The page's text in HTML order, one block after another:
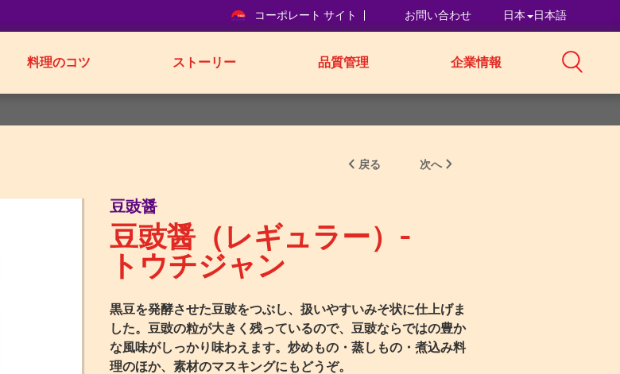
コーポレート サイト お問い合わせ 日本 日本語
料理のコツ ストーリー 品質管理 企業情報
戻る 次へ
豆豉醤
豆豉醤（レギュラー）-
トウチジャン
黒豆を発酵させた豆豉をつぶし、扱いやすいみそ状に仕上げま
した。豆豉の粒が大きく残っているので、豆豉ならではの豊か
な風味がしっかり味わえます。炒めもの・蒸しもの・煮込み料
理のほか、素材のマスキングにもどうぞ。